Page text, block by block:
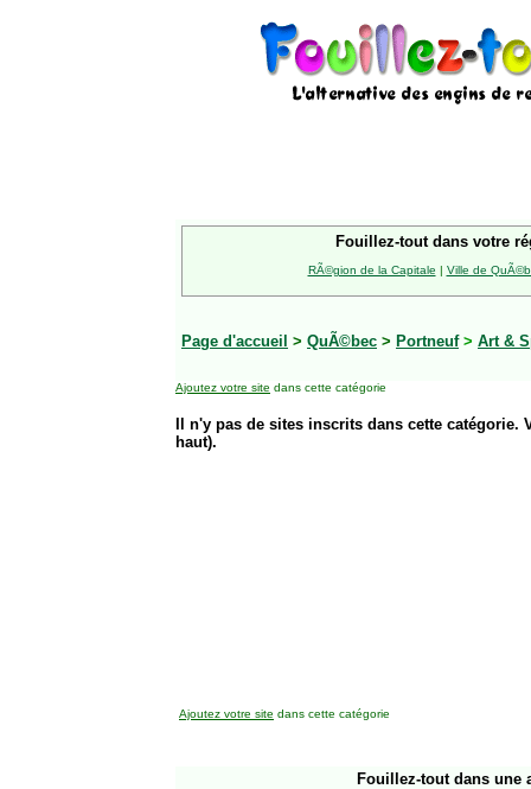
Fouillez-tout dans votre
RÃ©gion de la Capitale | Ville de
Page d'accueil > QuÃ©bec > Portneuf > Art &
Ajoutez votre site dans cette catégorie
Il n'y pas de sites inscrits dans cette
haut).
Ajoutez votre site dans cette catégorie
Fouillez-tout dans une